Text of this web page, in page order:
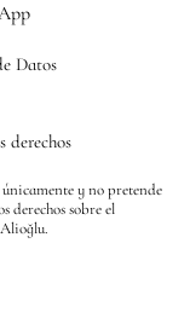
Datos
derechos
y no pretende
sobre el